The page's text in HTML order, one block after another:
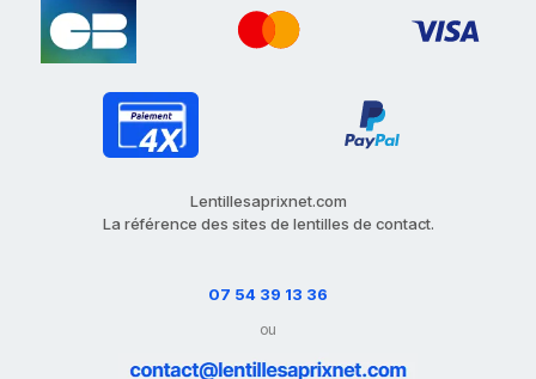
Lentillesaprixnet.com
La référence des sites de lentilles de contact.
07 54 39 13 36
ou